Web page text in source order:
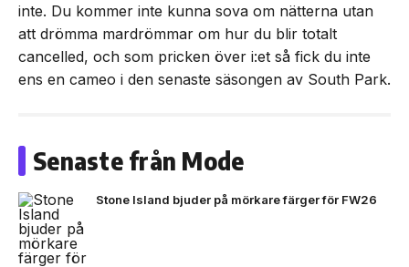
inte. Du kommer inte kunna sova om nätterna utan
att drömma mardrömmar om hur du blir totalt
cancelled, och som pricken över i:et så fick du inte
ens en cameo i den senaste säsongen av South Park.
Senaste från Mode
Stone Island bjuder på mörkare färger för FW26